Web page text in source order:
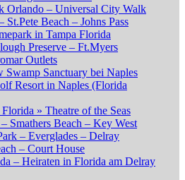
Orlando – Universal City Walk
St.Pete Beach – Johns Pass
in Tampa Florida
Preserve – Ft.Myers
Outlets
Swamp Sanctuary bei Naples
Resort in Naples (Florida
» Theatre of the Seas
Smathers Beach – Key West
– Everglades – Delray
– Court House
– Heiraten in Florida am Delray